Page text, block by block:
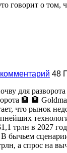
говорит о том,
48
для
🏦 🏦
что рынок
трлн в 2027
бычьем
а спрос на